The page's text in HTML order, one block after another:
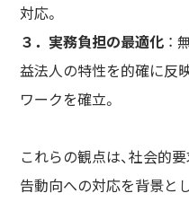
対応。
３．実務負担の最適化 ：
益法人の特性を的確に反
ワークを確立。
これらの観点は、社会的
告動向への対応を背景と